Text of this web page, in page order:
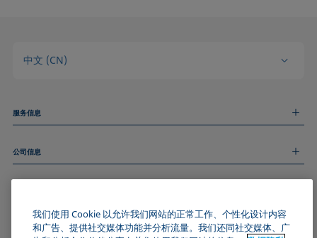
中文 (CN)
服务信息
技术服务
和我们取得联系
公司信息
关于我们
数据隐私声明
加入KRÜSS社区
我们使用 Cookie 以允许我们网站的正常工作、个性化设计内容
和广告、提供社交媒体功能并分析流量。我们还同社交媒体、广